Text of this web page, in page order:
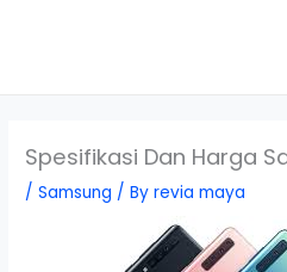
Spesifikasi Dan Harga
/Samsung / Byrevia maya